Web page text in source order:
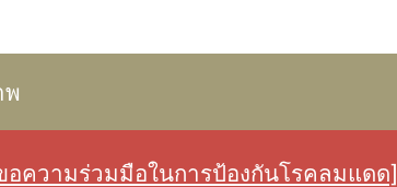
พ
อความร่วมมือในการป้องกันโรคลมแดด]